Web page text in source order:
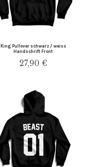
King Pullover schwarz / weiss
Handschrift Front
27,90€